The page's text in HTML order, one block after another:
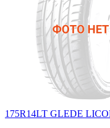
175R14LT GLEDE